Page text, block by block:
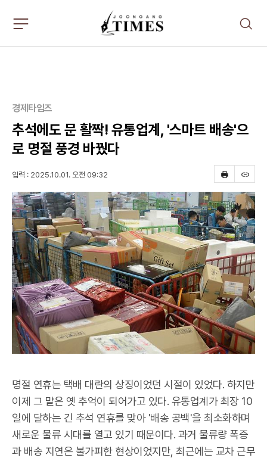
검
주
서
펼
치
기
경제타임즈
추석에도 문 활짝! 유통업계, '스마트 배송'으
로 명절 풍경 바꿨다
프
린
트
스
크
랩
입력 : 2025.10.01. 오전 09:32
명절 연휴는 택배 대란의 상징이었던 시절이 있었다. 하지만
이제 그 말은 옛 추억이 되어가고 있다. 유통업계가 최장 10
일에 달하는 긴 추석 연휴를 맞아 '배송 공백'을 최소화하며
새로운 물류 시대를 열고 있기 때문이다. 과거 물류량 폭증
과 배송 지연은 불가피한 현상이었지만, 최근에는 교차 근무